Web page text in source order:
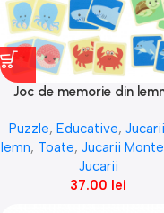
Joc de memorie din
Toys
Puzzle, Educative,
lemn, Toate, Jucarii
Jucarii
37.00 lei